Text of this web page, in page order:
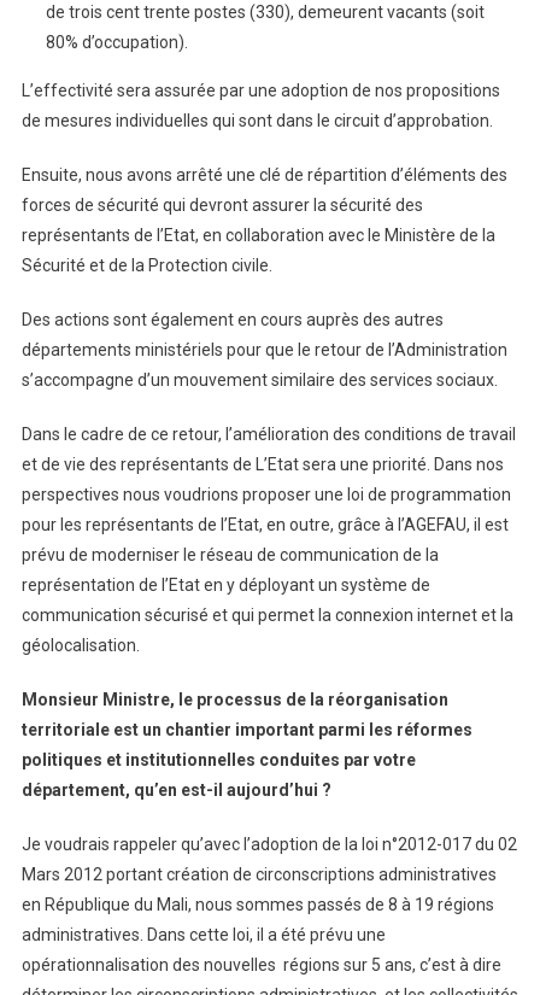
de trois cent trente postes (330), demeurent vacants (soit
80% d’occupation).
L’effectivité sera assurée par une adoption de nos propositions
de mesures individuelles qui sont dans le circuit d’approbation.
Ensuite, nous avons arrêté une clé de répartition d’éléments des
forces de sécurité qui devront assurer la sécurité des
représentants de l’Etat, en collaboration avec le Ministère de la
Sécurité et de la Protection civile.
Des actions sont également en cours auprès des autres
départements ministériels pour que le retour de l’Administration
s’accompagne d’un mouvement similaire des services sociaux.
Dans le cadre de ce retour, l’amélioration des conditions de travail
et de vie des représentants de L’Etat sera une priorité. Dans nos
perspectives nous voudrions proposer une loi de programmation
pour les représentants de l’Etat, en outre, grâce à l’AGEFAU, il est
prévu de moderniser le réseau de communication de la
représentation de l’Etat en y déployant un système de
communication sécurisé et qui permet la connexion internet et la
géolocalisation.
Monsieur Ministre, le processus de la réorganisation
territoriale est un chantier important parmi les réformes
politiques et institutionnelles conduites par votre
département, qu’en est-il aujourd’hui ?
Je voudrais rappeler qu’avec l’adoption de la loi n°2012-017 du 02
Mars 2012 portant création de circonscriptions administratives
en République du Mali, nous sommes passés de 8 à 19 régions
administratives. Dans cette loi, il a été prévu une
opérationnalisation des nouvelles régions sur 5 ans, c’est à dire